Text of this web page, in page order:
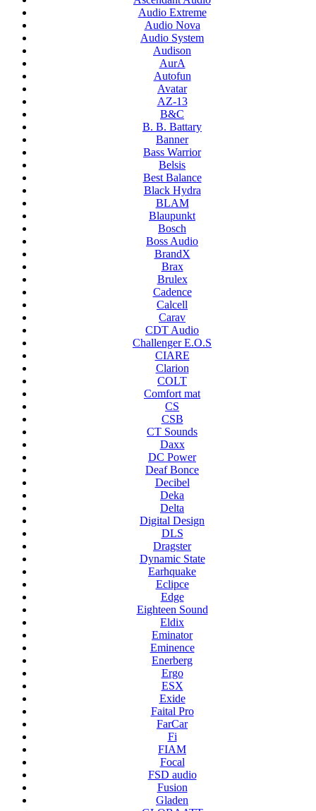
Audio Extreme
Audio Nova
Audio System
Audison
AurA
Autofun
Avatar
AZ-13
B&C
B. B. Battary
Banner
Bass Warrior
Belsis
Best Balance
Black Hydra
BLAM
Blaupunkt
Bosch
Boss Audio
BrandX
Brax
Brulex
Cadence
Calcell
Carav
CDT Audio
Challenger E.O.S
CIARE
Clarion
COLT
Comfort mat
CS
CSB
CT Sounds
Daxx
DC Power
Deaf Bonce
Decibel
Deka
Delta
Digital Design
DLS
Dragster
Dynamic State
Earhquake
Eclipce
Edge
Eighteen Sound
Eldix
Eminator
Eminence
Enerberg
Ergo
ESX
Exide
Faital Pro
FarCar
Fi
FIAM
Focal
FSD audio
Fusion
Gladen